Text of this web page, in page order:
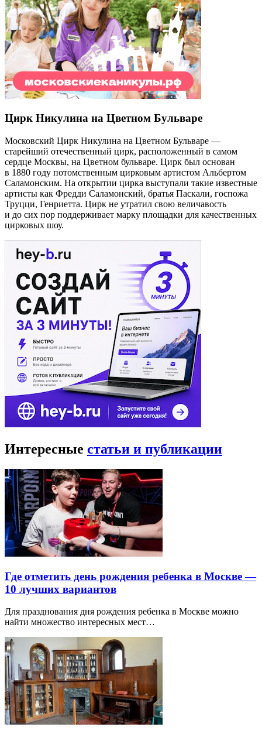
Цирк Никулина на Цветном Бульваре
Московский Цирк Никулина на Цветном Бульваре —
старейший отечественный цирк, расположенный в самом
сердце Москвы, на Цветном бульваре. Цирк был основан
в 1880 году потомственным цирковым артистом Альбертом
Саламонским. На открытии цирка выступали такие известные
артисты как Фредди Саламонский, братья Паскали, госпожа
Труцци, Генриетта. Цирк не утратил свою величавость
и до сих пор поддерживает марку площадки для качественных
цирковых шоу.
Интересные статьи и публикации
Где отметить день рождения ребенка в Москве —
10 лучших вариантов
Для празднования дня рождения ребенка в Москве можно
найти множество интересных мест…